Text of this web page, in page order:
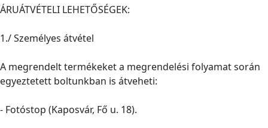
ÁRUÁTVÉTELI LEHETŐSÉGEK:
1./ Személyes átvétel
A megrendelt termékeket a megrendelési folyamat során
egyeztetett boltunkban is átveheti:
- Fotóstop (Kaposvár, Fő u. 18).